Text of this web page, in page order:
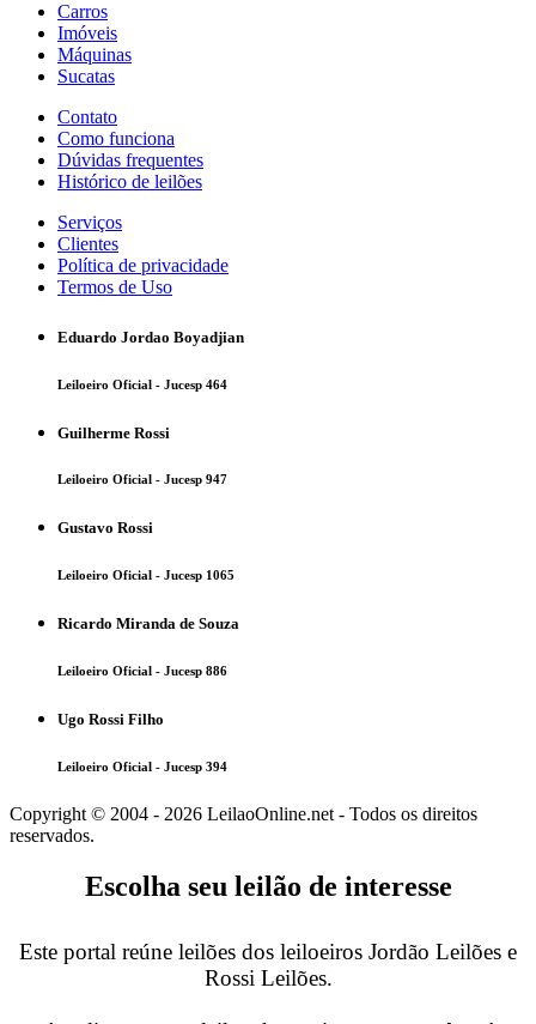
Carros
Imóveis
Máquinas
Sucatas
Contato
Como funciona
Dúvidas frequentes
Histórico de leilões
Serviços
Clientes
Política de privacidade
Termos de Uso
Eduardo Jordao Boyadjian
Leiloeiro Oficial - Jucesp 464
Guilherme Rossi
Leiloeiro Oficial - Jucesp 947
Gustavo Rossi
Leiloeiro Oficial - Jucesp 1065
Ricardo Miranda de Souza
Leiloeiro Oficial - Jucesp 886
Ugo Rossi Filho
Leiloeiro Oficial - Jucesp 394
Copyright © 2004 - 2026 LeilaoOnline.net - Todos os direitos
reservados.
Escolha seu leilão de interesse
Este portal reúne leilões dos leiloeiros Jordão Leilões e
Rossi Leilões.